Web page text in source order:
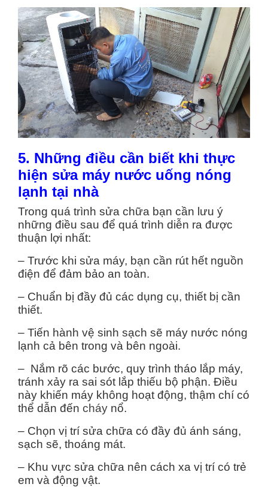
5. Những điều cần biết khi thực
hiện sửa máy nước uống nóng
lạnh tại nhà
Trong quá trình sửa chữa bạn cần lưu ý
những điều sau để quá trình diễn ra được
thuận lợi nhất:
– Trước khi sửa máy, bạn cần rút hết nguồn
điện để đảm bảo an toàn.
– Chuẩn bị đầy đủ các dụng cụ, thiết bị cần
thiết.
– Tiến hành vệ sinh sạch sẽ máy nước nóng
lạnh cả bên trong và bên ngoài.
– Nắm rõ các bước, quy trình tháo lắp máy,
tránh xảy ra sai sót lắp thiếu bộ phận. Điều
này khiến máy không hoạt động, thậm chí có
thể dẫn đến cháy nổ.
– Chọn vị trí sửa chữa có đầy đủ ánh sáng,
sạch sẽ, thoáng mát.
– Khu vực sửa chữa nên cách xa vị trí có trẻ
em và động vật.